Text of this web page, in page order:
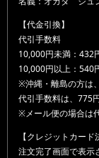
【代金引換】
代引手数料
10,000円未満：432
10,000円以上：540
※沖縄・離島の方は
代引手数料は、775
※メール便の場合は
【クレジットカード
注文完了画面で表示